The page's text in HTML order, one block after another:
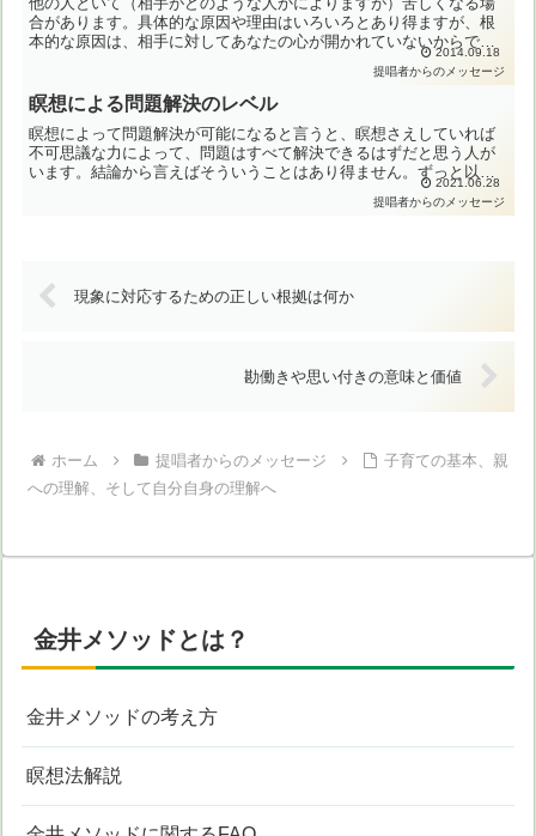
合があります。具体的な原因や理由はいろいろとあり得ますが、根
本的な原因は、相手に対してあなたの心が開かれていないからで
す。相手に対して心を開いていないと自分が苦しくなるだけでな
2014.09.18
提唱者からのメッセージ
瞑想による問題解決のレベル
瞑想によって問題解決が可能になると言うと、瞑想さえしていれば
不可思議な力によって、問題はすべて解決できるはずだと思う人が
います。結論から言えばそういうことはあり得ません。ずっと以前
のことですが、驚くべきことに、瞑想しているのに自動車事故に
2021.06.28
提唱者からのメッセージ
現象に対応するための正しい根拠は何か
勘働きや思い付きの意味と価値
ホーム 提唱者からのメッセージ
子育ての基本、親
への理解、そして自分自身の理解へ
金井メソッドとは？
金井メソッドの考え方
瞑想法解説